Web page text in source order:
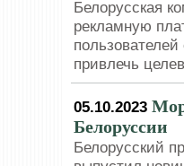
Белорусская
рекламную
привлечь
05.10.2023
Белоруссии
Белорусский